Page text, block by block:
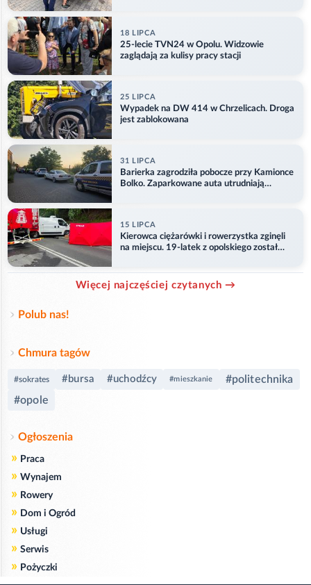
18 LIPCA
25-lecie TVN24 w Opolu. Widzowie
zaglądają za kulisy pracy stacji
25 LIPCA
Wypadek na DW 414 w Chrzelicach. Droga
jest zablokowana
31 LIPCA
Barierka zagrodziła pobocze przy Kamionce
Bolko. Zaparkowane auta utrudniają
15 LIPCA
Kierowca ciężarówki i rowerzystka zginęli
na miejscu. 19-latek z opolskiego został
Więcej najczęściej czytanych →
Polub nas!
Chmura tagów
#sokrates #bursa #uchodźcy #mieszkanie
#politechnika
#opole
Ogłoszenia
» Praca
» Wynajem
» Rowery
» Dom i Ogród
» Usługi
» Serwis
» Pożyczki